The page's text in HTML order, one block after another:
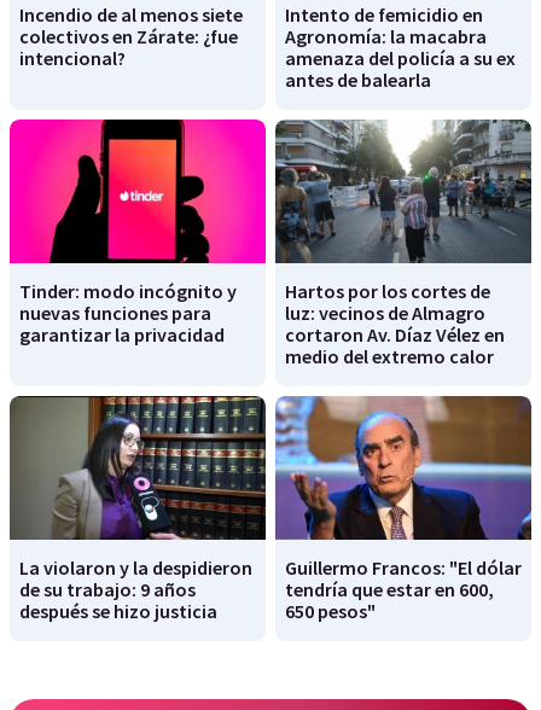
Incendio de al menos siete
colectivos en Zárate: ¿fue
intencional?
Intento de femicidio en
Agronomía: la macabra
amenaza del policía a su ex
antes de balearla
Tinder: modo incógnito y
nuevas funciones para
garantizar la privacidad
Hartos por los cortes de
luz: vecinos de Almagro
cortaron Av. Díaz Vélez en
medio del extremo calor
La violaron y la despidieron
de su trabajo: 9 años
después se hizo justicia
Guillermo Francos: "El dólar
tendría que estar en 600,
650 pesos"